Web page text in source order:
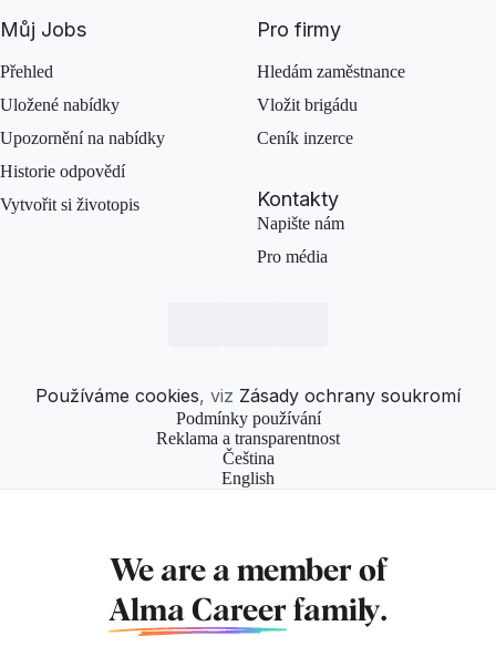
Můj Jobs
Přehled
Uložené nabídky
Upozornění na nabídky
Historie odpovědí
Vytvořit si životopis
Pro firmy
Hledám zaměstnance
Vložit brigádu
Ceník inzerce
Kontakty
Napište nám
Pro média
Používáme cookies, viz Zásady ochrany soukromí
Podmínky používání
Reklama a transparentnost
Čeština
English
We are a member of
Alma Career family.